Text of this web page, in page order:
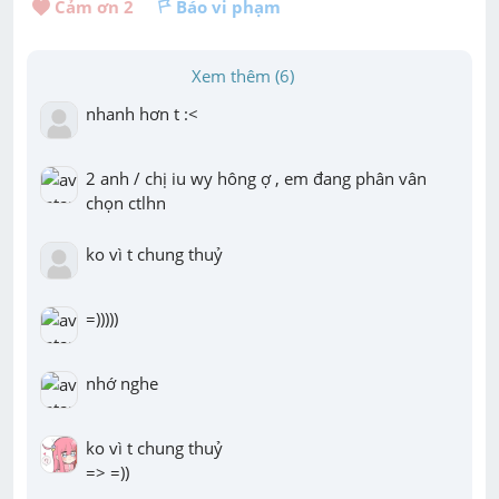
Cảm ơn 2 Báo vi phạm
Xem thêm (6)
nhanh hơn t :<
2 anh / chị iu wy hông ợ , em đang phân vân
chọn ctlhn
ko vì t chung thuỷ
=)))))
nhớ nghe
ko vì t chung thuỷ
=> =))